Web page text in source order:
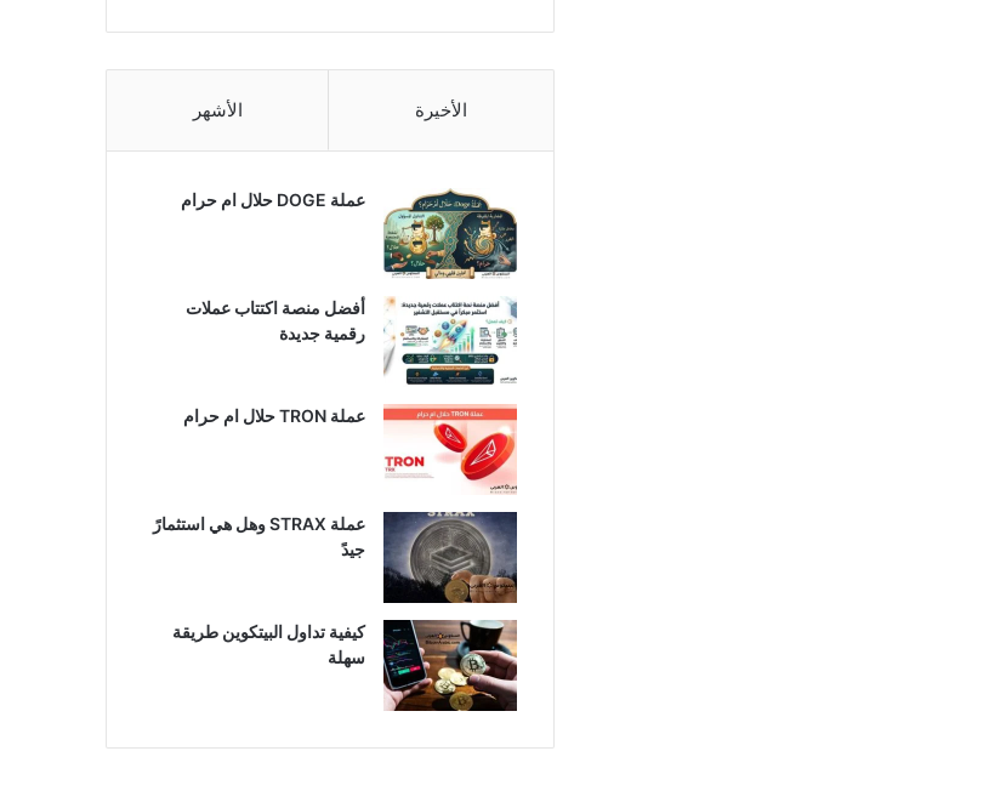
الأخيرة الأشهر
عملة DOGE حلال ام حرام
أفضل منصة اكتتاب عملات
رقمية جديدة
عملة TRON حلال ام حرام​
عملة STRAX وهل هي استثمارً
جيدً
كيفية تداول البيتكوين طريقة
سهلة